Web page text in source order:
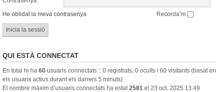
He oblidat la meva contrasenya
Recorda’m
QUI ESTÀ CONNECTAT
En total hi ha 60 usuaris connectats :: 0 registrats, 0 ocults i 60 visitants (basat en
els usuaris actius durant els darrers 5 minuts)
El nombre màxim d’usuaris connectats ha estat 2581 el 23 oct. 2025 13:49